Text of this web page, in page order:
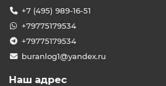
+7 (495) 989-16-51
+79775179534
+79775179534
buranlog1@yandex.ru
Наш адрес